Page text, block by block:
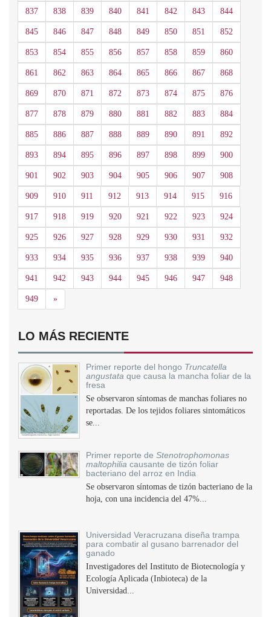
837 838 839 840 841 842 843 844
845 846 847 848 849 850 851 852
853 854 855 856 857 858 859 860
861 862 863 864 865 866 867 868
869 870 871 872 873 874 875 876
877 878 879 880 881 882 883 884
885 886 887 888 889 890 891 892
893 894 895 896 897 898 899 900
901 902 903 904 905 906 907 908
909 910 911 912 913 914 915 916
917 918 919 920 921 922 923 924
925 926 927 928 929 930 931 932
933 934 935 936 937 938 939 940
941 942 943 944 945 946 947 948
949 »Siguiente
LO MÁS RECIENTE
Primer reporte del hongo Truncatella
angustata que causa la mancha foliar de la
fresa
Se observaron síntomas de manchas foliares no
reportadas. De los tejidos foliares sintomáticos
se...
Primer reporte de Stenotrophomonas
maltophilia causante de tizón foliar
bacteriano del arroz en India
Se observaron síntomas de tizón bacteriano de la
hoja, con una incidencia del 47%...
Universidad Veracruzana diseña trampa
para combatir al gusano barrenador del
ganado
Investigadores del Instituto de Biotecnología y
Ecología Aplicada (Inbioteca) de la
Universidad...